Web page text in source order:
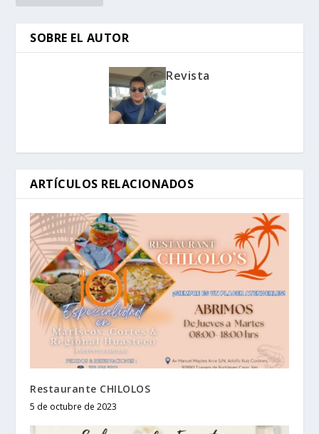
SOBRE EL AUTOR
Revista
ARTÍCULOS RELACIONADOS
Restaurante CHILOLOS
5 de octubre de 2023